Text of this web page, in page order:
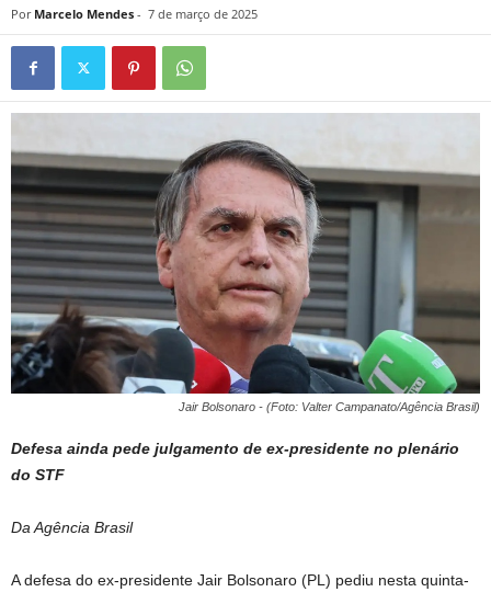
Por Marcelo Mendes - 7 de março de 2025
Jair Bolsonaro - (Foto: Valter Campanato/Agência Brasil)
Defesa ainda pede julgamento de ex-presidente no plenário
do STF
Da Agência Brasil
A defesa do ex-presidente Jair Bolsonaro (PL) pediu nesta quinta-